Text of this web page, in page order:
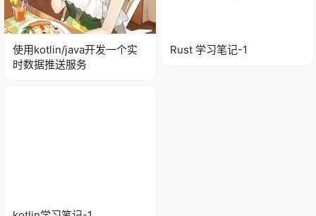
使用kotlin/java开发一个实
时数据推送服务
Rust 学习笔记-1